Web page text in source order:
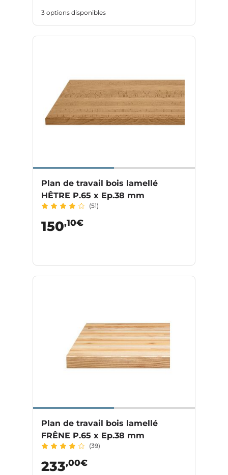
3 options disponibles
Plan de travail bois lamellé
HÊTRE P.65 x Ep.38 mm
(51)
150,10€
Plan de travail bois lamellé
FRÊNE P.65 x Ep.38 mm
(39)
233,00€